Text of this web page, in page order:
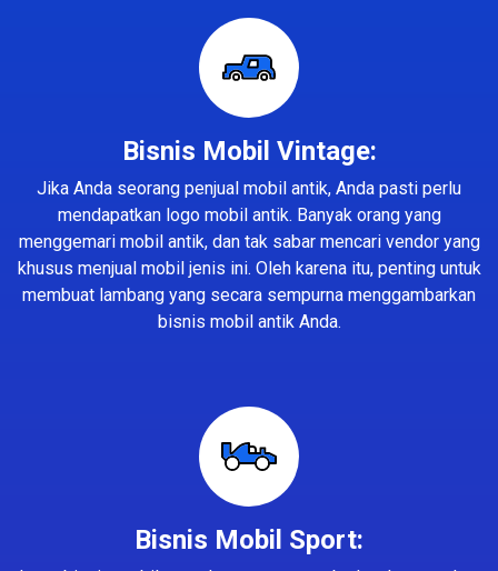
Bisnis Mobil Vintage:
Jika Anda seorang penjual mobil antik, Anda pasti perlu
mendapatkan logo mobil antik. Banyak orang yang
menggemari mobil antik, dan tak sabar mencari vendor yang
khusus menjual mobil jenis ini. Oleh karena itu, penting untuk
membuat lambang yang secara sempurna menggambarkan
bisnis mobil antik Anda.
Bisnis Mobil Sport: